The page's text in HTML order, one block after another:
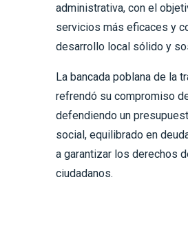
administrativa, con el
servicios más eficaces y
desarrollo local sólido y
La bancada poblana de la
refrendó su compromiso
defendiendo un
social, equilibrado en
a garantizar los derechos
ciudadanos.